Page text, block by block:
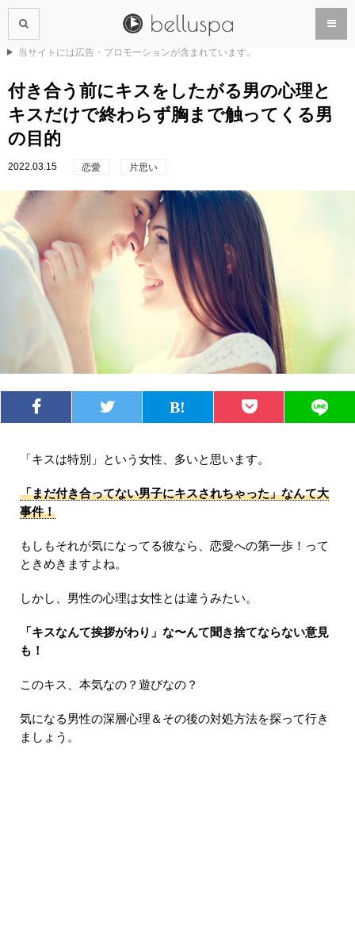
当サイトには広告・プロモーションが含まれています。
付き合う前にキスをしたがる男の心理と
キスだけで終わらず胸まで触ってくる男
の目的
2022.03.15 恋愛 片思い
「キスは特別」という女性、多いと思います。
「まだ付き合ってない男子にキスされちゃった」なんて大
事件！
もしもそれが気になってる彼なら、恋愛への第一歩！って
ときめきますよね。
しかし、男性の心理は女性とは違うみたい。
「キスなんて挨拶がわり」な〜んて聞き捨てならない意見
も！
このキス、本気なの？遊びなの？
気になる男性の深層心理＆その後の対処方法を探って行き
ましょう。